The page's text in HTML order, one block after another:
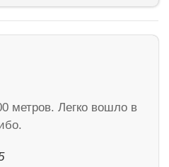
метров. Легко вошло в